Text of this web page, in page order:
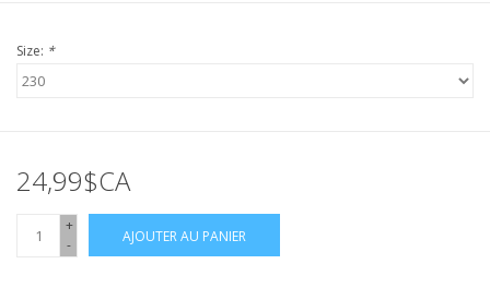
Size: *
24,99$CA
+
-
AJOUTER AU PANIER